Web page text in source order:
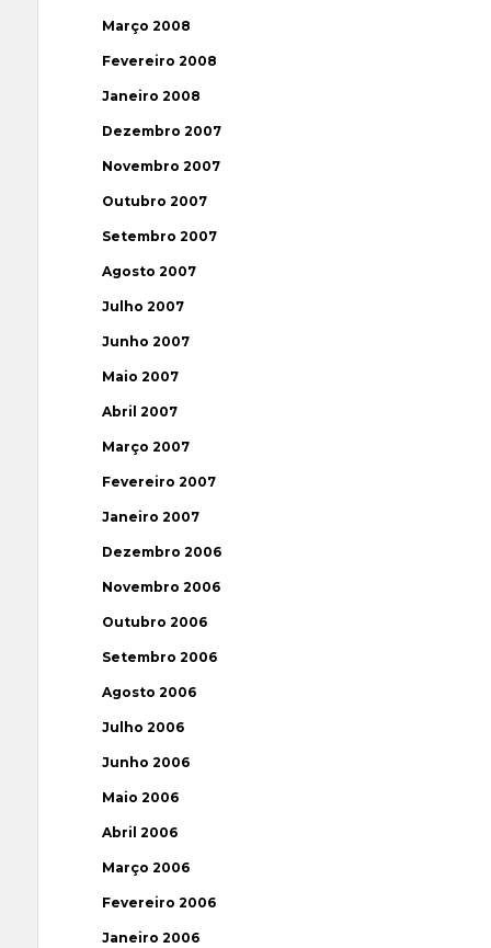
Março 2008
Fevereiro 2008
Janeiro 2008
Dezembro 2007
Novembro 2007
Outubro 2007
Setembro 2007
Agosto 2007
Julho 2007
Junho 2007
Maio 2007
Abril 2007
Março 2007
Fevereiro 2007
Janeiro 2007
Dezembro 2006
Novembro 2006
Outubro 2006
Setembro 2006
Agosto 2006
Julho 2006
Junho 2006
Maio 2006
Abril 2006
Março 2006
Fevereiro 2006
Janeiro 2006